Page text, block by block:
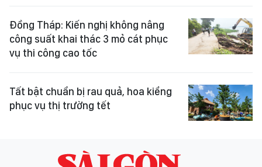
Đồng Tháp: Kiến nghị không nâng
công suất khai thác 3 mỏ cát phục
vụ thi công cao tốc
Tất bật chuẩn bị rau quả, hoa kiểng
phục vụ thị trường tết